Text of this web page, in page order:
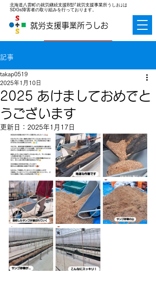
北海道八雲町の就労継続支援B型｢就労支援事業所うしお｣は
SDGs障害者の取り組みを行っております。
就労支援事業所うしお
記事
2025 あけましておめでと
うございます
takap0519
2025年1月10日
更新日： 2025年1月17日